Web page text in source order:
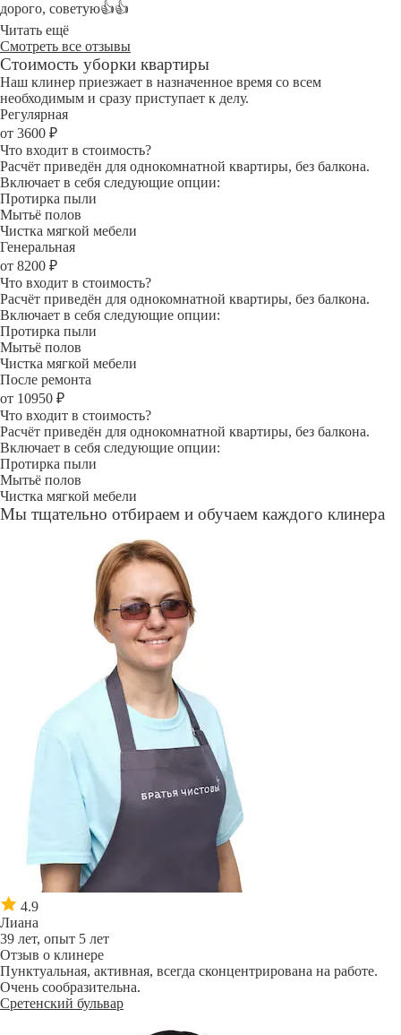
дорого, советую👍👍
Читать ещё
Смотреть все отзывы
Стоимость уборки квартиры
Наш клинер приезжает в назначенное время со всем
необходимым и сразу приступает к делу.
Регулярная
от 3600 ₽
Что входит в стоимость?
Расчёт приведён для однокомнатной квартиры, без балкона.
Включает в себя следующие опции:
Протирка пыли
Мытьё полов
Чистка мягкой мебели
Генеральная
от 8200 ₽
Что входит в стоимость?
Расчёт приведён для однокомнатной квартиры, без балкона.
Включает в себя следующие опции:
Протирка пыли
Мытьё полов
Чистка мягкой мебели
После ремонта
от 10950 ₽
Что входит в стоимость?
Расчёт приведён для однокомнатной квартиры, без балкона.
Включает в себя следующие опции:
Протирка пыли
Мытьё полов
Чистка мягкой мебели
Мы тщательно отбираем и обучаем каждого клинера
4.9
Лиана
39 лет, опыт 5 лет
Отзыв о клинере
Пунктуальная, активная, всегда сконцентрирована на работе.
Очень сообразительна.
Сретенский бульвар